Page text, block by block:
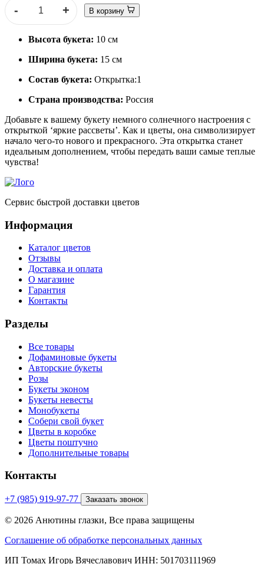
- + В корзину
Высота букета: 10 см
Ширина букета: 15 см
Состав букета: Открытка:1
Страна производства: Россия
Добавьте к вашему букету немного солнечного настроения с
открыткой ‘яркие рассветы’. Как и цветы, она символизирует
начало чего-то нового и прекрасного. Эта открытка станет
идеальным дополнением, чтобы передать ваши самые теплые
чувства!
Сервис быстрой доставки цветов
Информация
Каталог цветов
Отзывы
Доставка и оплата
О магазине
Гарантия
Контакты
Разделы
Все товары
Дофаминовые букеты
Авторские букеты
Розы
Букеты эконом
Букеты невесты
Монобукеты
Собери свой букет
Цветы в коробке
Цветы поштучно
Дополнительные товары
Контакты
+7 (985) 919-97-77 Заказать звонок
© 2026 Анютины глазки, Все права защищены
Соглашение об обработке персональных данных
ИП Томах Игорь Вячеславович ИНН: 501703111969